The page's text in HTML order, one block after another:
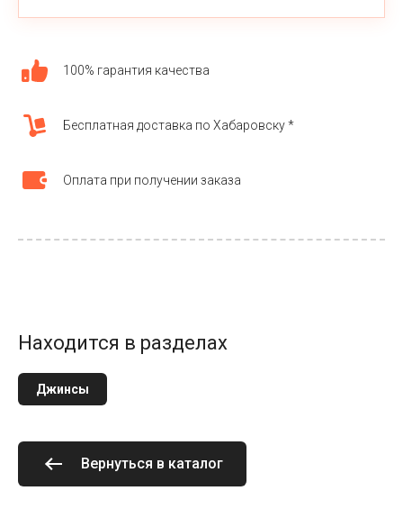
100% гарантия качества
Бесплатная доставка по Хабаровску *
Оплата при получении заказа
Находится в разделах
Джинсы
Вернуться в каталог